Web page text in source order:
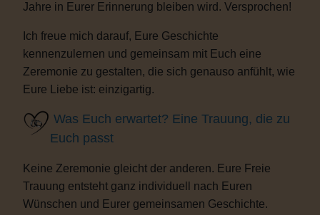
Jahre in Eurer Erinnerung bleiben wird. Versprochen!
Ich freue mich darauf, Eure Geschichte
kennenzulernen und gemeinsam mit Euch eine
Zeremonie zu gestalten, die sich genauso anfühlt, wie
Eure Liebe ist: einzigartig.
Was Euch erwartet? Eine Trauung, die zu
Euch passt
Keine Zeremonie gleicht der anderen. Eure Freie
Trauung entsteht ganz individuell nach Euren
Wünschen und Eurer gemeinsamen Geschichte.